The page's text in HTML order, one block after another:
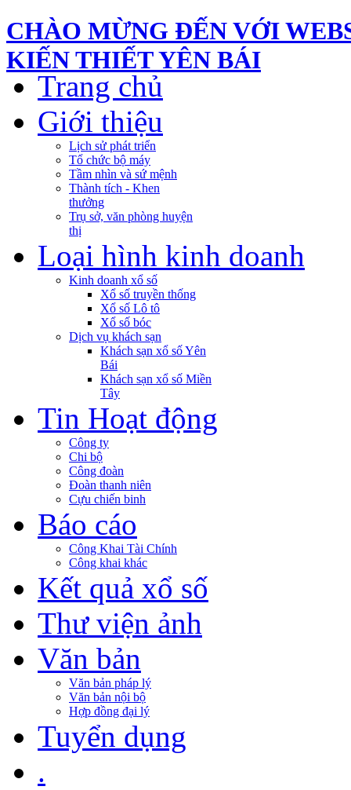
CHÀO MỪNG ĐẾN VỚI
KIẾN THIẾT YÊN BÁI
Trang chủ
Giới thiệu
Lịch sử phát triển
Tổ chức bộ máy
Tầm nhìn và sứ mệnh
Thành tích - Khen
thưởng
Trụ sở, văn phòng huyện
thị
Loại hình kinh doanh
Kinh doanh xổ số
Xổ số truyền thống
Xổ số Lô tô
Xổ số bóc
Dịch vụ khách sạn
Khách sạn xổ số Yên
Bái
Khách sạn xổ số Miền
Tây
Tin Hoạt động
Công ty
Chi bộ
Công đoàn
Đoàn thanh niên
Cựu chiến binh
Báo cáo
Công Khai Tài Chính
Công khai khác
Kết quả xổ số
Thư viện ảnh
Văn bản
Văn bản pháp lý
Văn bản nội bộ
Hợp đồng đại lý
Tuyển dụng
.